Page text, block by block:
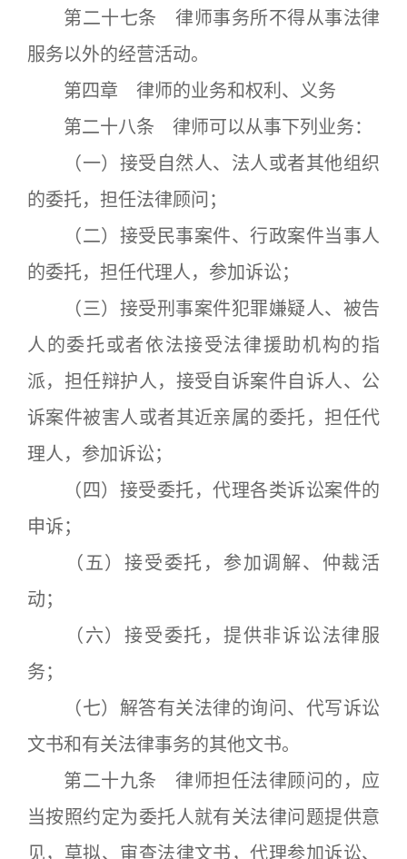
第二十七条 律师事务所不得从事法律
服务以外的经营活动。
第四章 律师的业务和权利、义务
第二十八条 律师可以从事下列业务：
（一）接受自然人、法人或者其他组织
的委托，担任法律顾问；
（二）接受民事案件、行政案件当事人
的委托，担任代理人，参加诉讼；
（三）接受刑事案件犯罪嫌疑人、被告
人的委托或者依法接受法律援助机构的指
派，担任辩护人，接受自诉案件自诉人、公
诉案件被害人或者其近亲属的委托，担任代
理人，参加诉讼；
（四）接受委托，代理各类诉讼案件的
申诉；
（五）接受委托，参加调解、仲裁活
动；
（六）接受委托，提供非诉讼法律服
务；
（七）解答有关法律的询问、代写诉讼
文书和有关法律事务的其他文书。
第二十九条 律师担任法律顾问的，应
当按照约定为委托人就有关法律问题提供意
见，草拟、审查法律文书，代理参加诉讼、